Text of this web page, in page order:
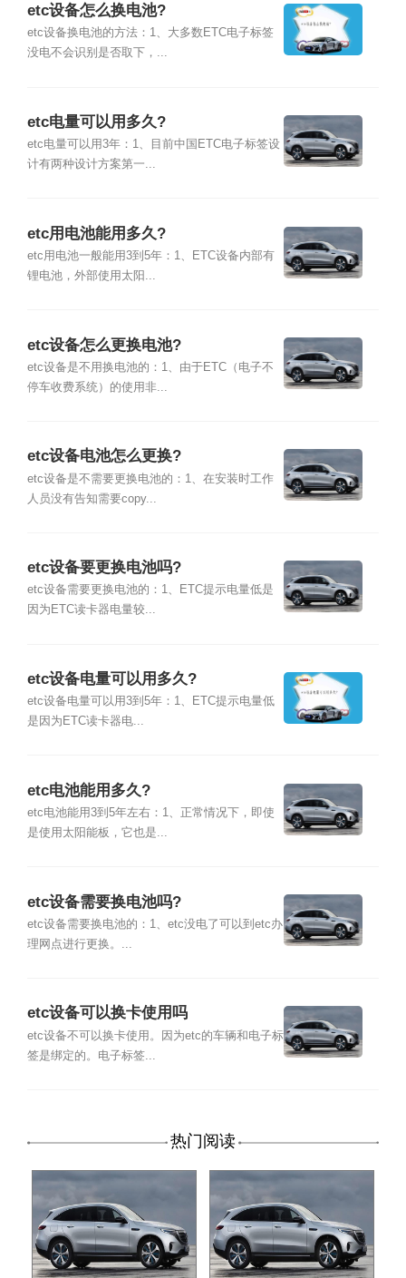
etc设备怎么换电池?
etc设备换电池的方法：1、大多数ETC电子标签
没电不会识别是否取下，...
etc电量可以用多久?
etc电量可以用3年：1、目前中国ETC电子标签设
计有两种设计方案第一...
etc用电池能用多久?
etc用电池一般能用3到5年：1、ETC设备内部有
锂电池，外部使用太阳...
etc设备怎么更换电池?
etc设备是不用换电池的：1、由于ETC（电子不
停车收费系统）的使用非...
etc设备电池怎么更换?
etc设备是不需要更换电池的：1、在安装时工作
人员没有告知需要copy...
etc设备要更换电池吗?
etc设备需要更换电池的：1、ETC提示电量低是
因为ETC读卡器电量较...
etc设备电量可以用多久?
etc设备电量可以用3到5年：1、ETC提示电量低
是因为ETC读卡器电...
etc电池能用多久?
etc电池能用3到5年左右：1、正常情况下，即使
是使用太阳能板，它也是...
etc设备需要换电池吗?
etc设备需要换电池的：1、etc没电了可以到etc办
理网点进行更换。...
etc设备可以换卡使用吗
etc设备不可以换卡使用。因为etc的车辆和电子标
签是绑定的。电子标签...
热门阅读